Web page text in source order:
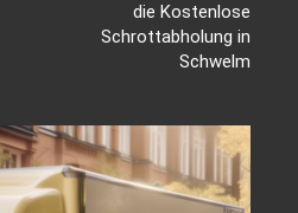
die Kostenlose
Schrottabholung in
Schwelm